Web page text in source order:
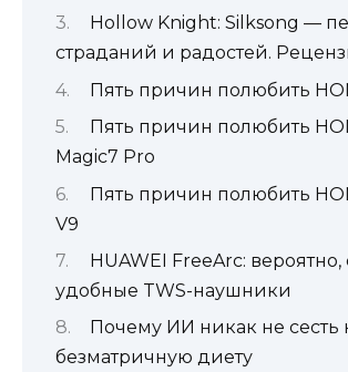
Hollow Knight: Silksong —
страданий и радостей.
Пять причин полюбить
Пять причин полюбить
Magic7 Pro
Пять причин полюбить
V9
HUAWEI FreeArc:
удобные TWS-наушники
Почему ИИ никак не сесть
безматричную диету